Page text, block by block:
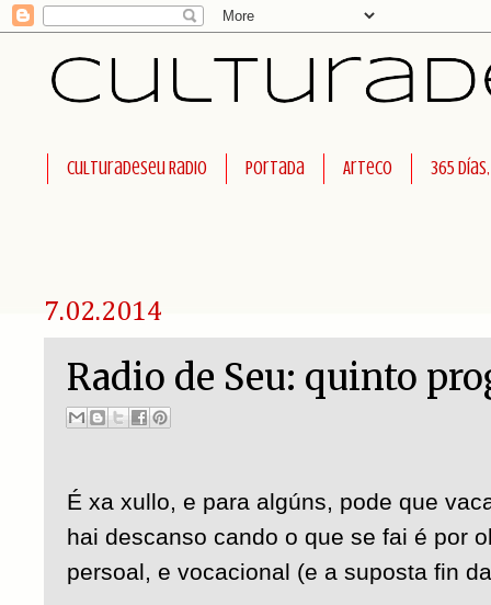
Culturadeseu Radio Portada Arteco 365
7.02.2014
Radio de Seu: quinto
É xa xullo, e para algúns, pode que
hai descanso cando o que se fai é por
persoal, e vocacional (e a suposta fin